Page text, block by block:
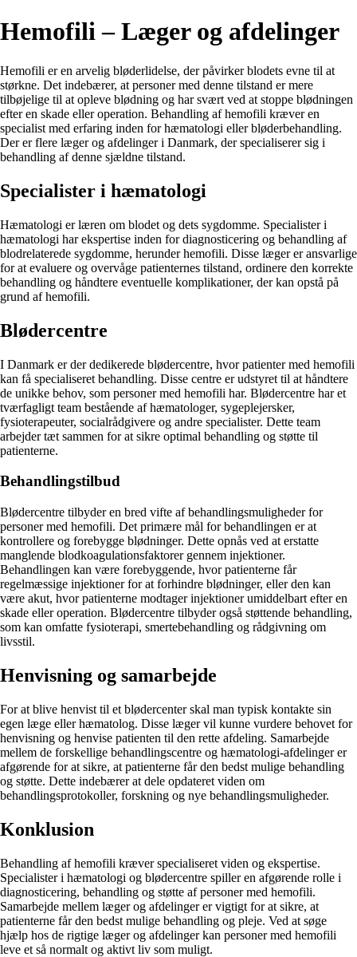
Hemofili – Læger og afdelinger
Hemofili er en arvelig bløderlidelse, der påvirker blodets evne til at
størkne. Det indebærer, at personer med denne tilstand er mere
tilbøjelige til at opleve blødning og har svært ved at stoppe blødningen
efter en skade eller operation. Behandling af hemofili kræver en
specialist med erfaring inden for hæmatologi eller bløderbehandling.
Der er flere læger og afdelinger i Danmark, der specialiserer sig i
behandling af denne sjældne tilstand.
Specialister i hæmatologi
Hæmatologi er læren om blodet og dets sygdomme. Specialister i
hæmatologi har ekspertise inden for diagnosticering og behandling af
blodrelaterede sygdomme, herunder hemofili. Disse læger er ansvarlige
for at evaluere og overvåge patienternes tilstand, ordinere den korrekte
behandling og håndtere eventuelle komplikationer, der kan opstå på
grund af hemofili.
Blødercentre
I Danmark er der dedikerede blødercentre, hvor patienter med hemofili
kan få specialiseret behandling. Disse centre er udstyret til at håndtere
de unikke behov, som personer med hemofili har. Blødercentre har et
tværfagligt team bestående af hæmatologer, sygeplejersker,
fysioterapeuter, socialrådgivere og andre specialister. Dette team
arbejder tæt sammen for at sikre optimal behandling og støtte til
patienterne.
Behandlingstilbud
Blødercentre tilbyder en bred vifte af behandlingsmuligheder for
personer med hemofili. Det primære mål for behandlingen er at
kontrollere og forebygge blødninger. Dette opnås ved at erstatte
manglende blodkoagulationsfaktorer gennem injektioner.
Behandlingen kan være forebyggende, hvor patienterne får
regelmæssige injektioner for at forhindre blødninger, eller den kan
være akut, hvor patienterne modtager injektioner umiddelbart efter en
skade eller operation. Blødercentre tilbyder også støttende behandling,
som kan omfatte fysioterapi, smertebehandling og rådgivning om
livsstil.
Henvisning og samarbejde
For at blive henvist til et blødercenter skal man typisk kontakte sin
egen læge eller hæmatolog. Disse læger vil kunne vurdere behovet for
henvisning og henvise patienten til den rette afdeling. Samarbejde
mellem de forskellige behandlingscentre og hæmatologi-afdelinger er
afgørende for at sikre, at patienterne får den bedst mulige behandling
og støtte. Dette indebærer at dele opdateret viden om
behandlingsprotokoller, forskning og nye behandlingsmuligheder.
Konklusion
Behandling af hemofili kræver specialiseret viden og ekspertise.
Specialister i hæmatologi og blødercentre spiller en afgørende rolle i
diagnosticering, behandling og støtte af personer med hemofili.
Samarbejde mellem læger og afdelinger er vigtigt for at sikre, at
patienterne får den bedst mulige behandling og pleje. Ved at søge
hjælp hos de rigtige læger og afdelinger kan personer med hemofili
leve et så normalt og aktivt liv som muligt.